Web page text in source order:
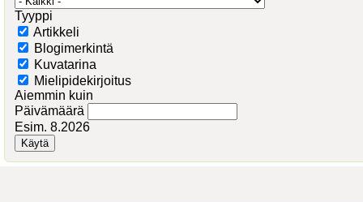
Tyyppi
Artikkeli
Blogimerkintä
Kuvatarina
Mielipidekirjoitus
Aiemmin kuin
Päivämäärä
Esim. 8.2026